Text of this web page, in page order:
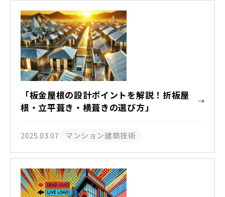
「板金屋根の設計ポイントを解説！折板屋
根・立平葺き・横葺きの選び方」
2025.03.07 マンション建築技術